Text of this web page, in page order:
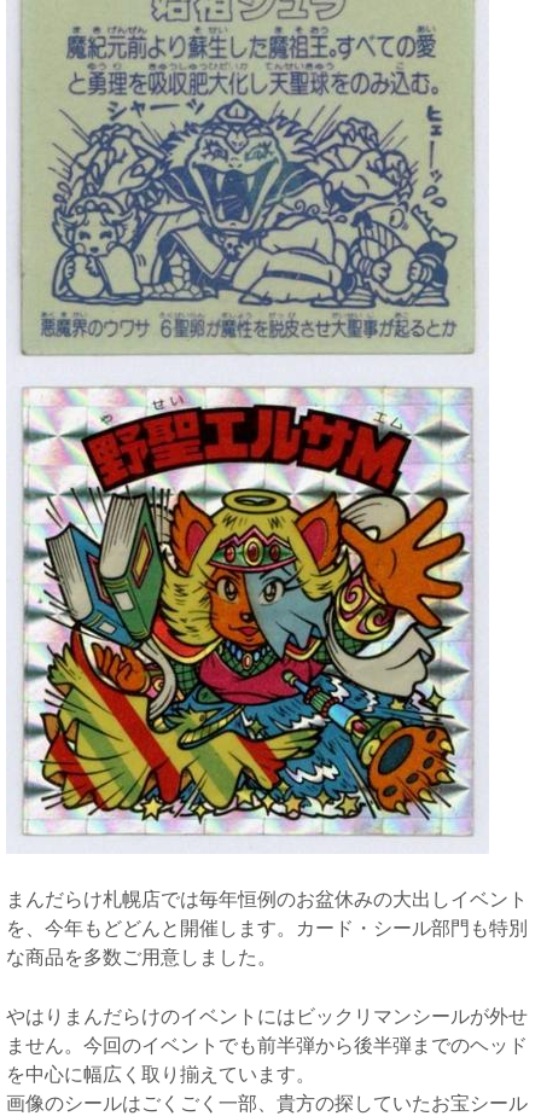
まんだらけ札幌店では毎年恒例のお盆休みの大出しイベント
を、今年もどどんと開催します。カード・シール部門も特別
な商品を多数ご用意しました。
やはりまんだらけのイベントにはビックリマンシールが外せ
ません。今回のイベントでも前半弾から後半弾までのヘッド
を中心に幅広く取り揃えています。
画像のシールはごくごく一部、貴方の探していたお宝シール